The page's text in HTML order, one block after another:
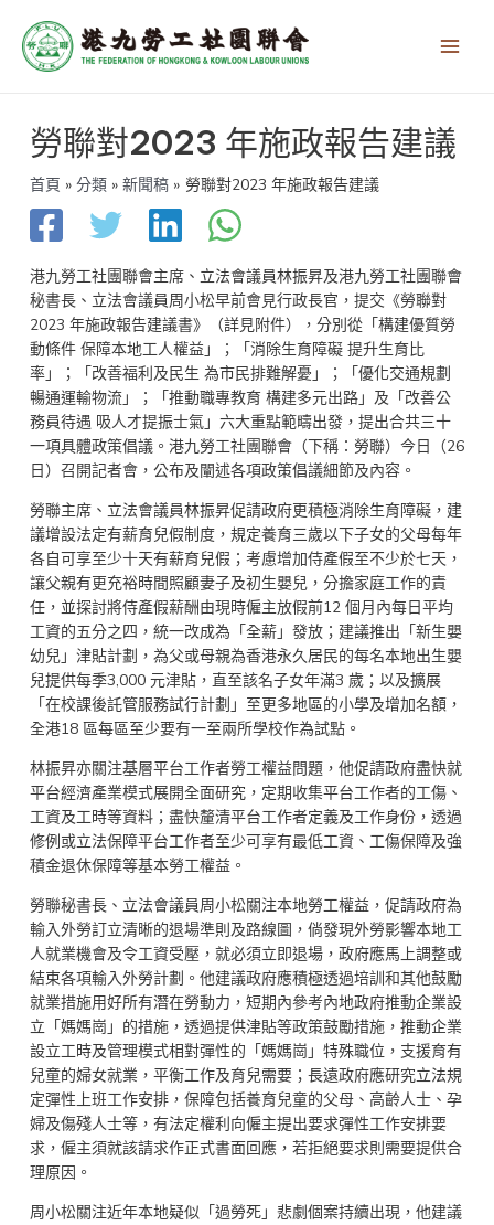
勞聯對2023 年施政報告建議
首頁 分類 新聞稿 勞聯對2023 年施政報告建議
港九勞工社團聯會主席、立法會議員林振昇及港九勞工社團聯會
秘書長、立法會議員周小松早前會見行政長官，提交《勞聯對
2023 年施政報告建議書》（詳見附件），分別從「構建優質勞
動條件 保障本地工人權益」；「消除生育障礙 提升生育比
率」；「改善福利及民生 為市民排難解憂」；「優化交通規劃
暢通運輸物流」；「推動職專教育 構建多元出路」及「改善公
務員待遇 吸人才提振士氣」六大重點範疇出發，提出合共三十
一項具體政策倡議。港九勞工社團聯會（下稱：勞聯）今日（26
日）召開記者會，公布及闡述各項政策倡議細節及內容。
勞聯主席、立法會議員林振昇促請政府更積極消除生育障礙，建
議增設法定有薪育兒假制度，規定養育三歲以下子女的父母每年
各自可享至少十天有薪育兒假；考慮增加侍產假至不少於七天，
讓父親有更充裕時間照顧妻子及初生嬰兒，分擔家庭工作的責
任，並探討將侍產假薪酬由現時僱主放假前12 個月內每日平均
工資的五分之四，統一改成為「全薪」發放；建議推出「新生嬰
幼兒」津貼計劃，為父或母親為香港永久居民的每名本地出生嬰
兒提供每季3,000 元津貼，直至該名子女年滿3 歲；以及擴展
「在校課後託管服務試行計劃」至更多地區的小學及增加名額，
全港18 區每區至少要有一至兩所學校作為試點。
林振昇亦關注基層平台工作者勞工權益問題，他促請政府盡快就
平台經濟產業模式展開全面研究，定期收集平台工作者的工傷、
工資及工時等資料；盡快釐清平台工作者定義及工作身份，透過
修例或立法保障平台工作者至少可享有最低工資、工傷保障及強
積金退休保障等基本勞工權益。
勞聯秘書長、立法會議員周小松關注本地勞工權益，促請政府為
輸入外勞訂立清晰的退場準則及路線圖，倘發現外勞影響本地工
人就業機會及令工資受壓，就必須立即退場，政府應馬上調整或
結束各項輸入外勞計劃。他建議政府應積極透過培訓和其他鼓勵
就業措施用好所有潛在勞動力，短期內參考內地政府推動企業設
立「媽媽崗」的措施，透過提供津貼等政策鼓勵措施，推動企業
設立工時及管理模式相對彈性的「媽媽崗」特殊職位，支援育有
兒童的婦女就業，平衡工作及育兒需要；長遠政府應研究立法規
定彈性上班工作安排，保障包括養育兒童的父母、高齡人士、孕
婦及傷殘人士等，有法定權利向僱主提出要求彈性工作安排要
求，僱主須就該請求作正式書面回應，若拒絕要求則需要提供合
理原因。
周小松關注近年本地疑似「過勞死」悲劇個案持續出現，他建議
章
導
覽